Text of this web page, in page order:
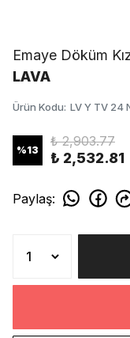
Emaye Döküm
LAVA
Ürün Kodu: LV Y TV 24
%13
₺ 2,903.77
₺ 2,532.81
Paylaş: